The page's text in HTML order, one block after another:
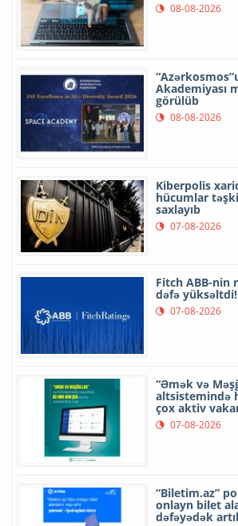
08-08-2026
Akademiyası
görülüb
08-08-2026
Kiberpolis
hücumlar
saxlayıb
07-08-2026
Fitch ABB-
dəfə yüksəltdi!
07-08-2026
“Əmək və
altsistemində
çox aktiv
07-08-2026
“Biletim.az”
onlayn bilet
dəfəyədək